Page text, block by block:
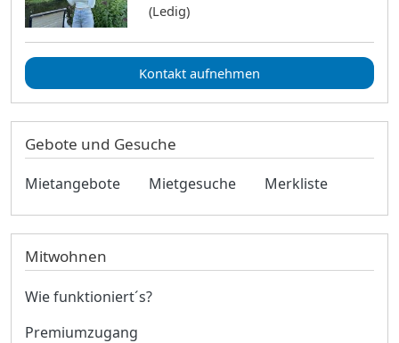
(Ledig)
Kontakt aufnehmen
Gebote und Gesuche
Mietangebote Mietgesuche Merkliste
Mitwohnen
Wie funktioniert´s?
Premiumzugang